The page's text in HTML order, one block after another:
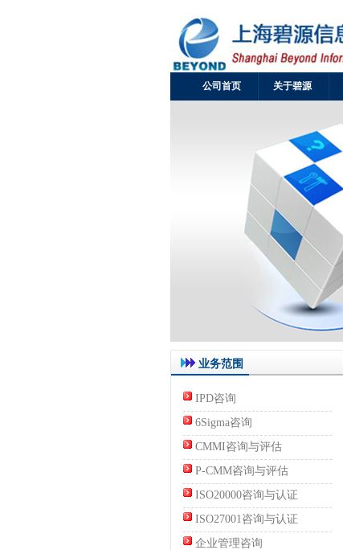
公司首页 关于碧源
业务范围
IPD咨询
6Sigma咨询
CMMI咨询与评估
P-CMM咨询与评估
ISO20000咨询与认证
ISO27001咨询与认证
企业管理咨询